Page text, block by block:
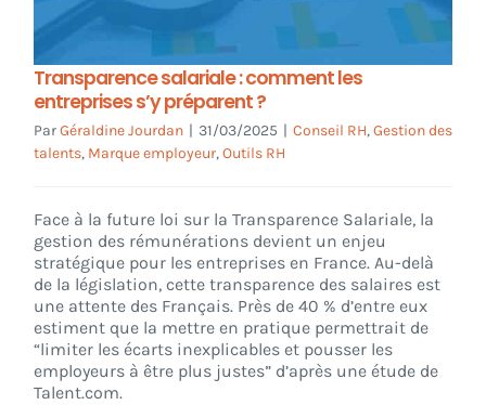
Transparence salariale : comment les
entreprises s’y préparent ?
ParGéraldine Jourdan | 31/03/2025 | Conseil RH,Gestion des
talents, Marque employeur,Outils RH
Face à la future loi sur la Transparence Salariale, la
gestion des rémunérations devient un enjeu
stratégique pour les entreprises en France. Au-delà
de la législation, cette transparence des salaires est
une attente des Français. Près de 40 % d’entre eux
estiment que la mettre en pratique permettrait de
“limiter les écarts inexplicables et pousser les
employeurs à être plus justes” d’après une étude de
Talent.com.